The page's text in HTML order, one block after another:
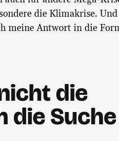
die Klimakrise.
meine Antwort in die
die
die Suche